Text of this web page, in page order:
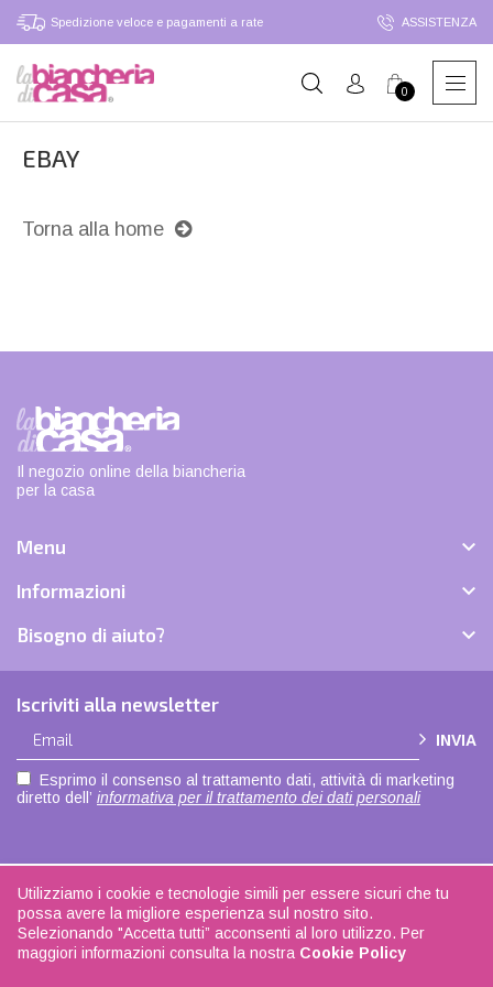
Spedizione veloce e pagamenti a rate ASSISTENZA
0
EBAY
Torna alla home
Il negozio online della biancheria
per la casa
Menu 
Informazioni 
Bisogno di aiuto? 
Iscriviti alla newsletter
INVIA
Esprimo il consenso al trattamento dati, attività di marketing
diretto dell’ informativa per il trattamento dei dati personali
Utilizziamo i cookie e tecnologie simili per essere sicuri che tu
possa avere la migliore esperienza sul nostro sito.
Selezionando "Accetta tutti” acconsenti al loro utilizzo. Per
maggiori informazioni consulta la nostra Cookie Policy
Copyright © 2021 | Privacy policy|Cookie policy| Made with love byADOK
Seguici suFacebook| La biancheria di casa - P.IVA 04108350168